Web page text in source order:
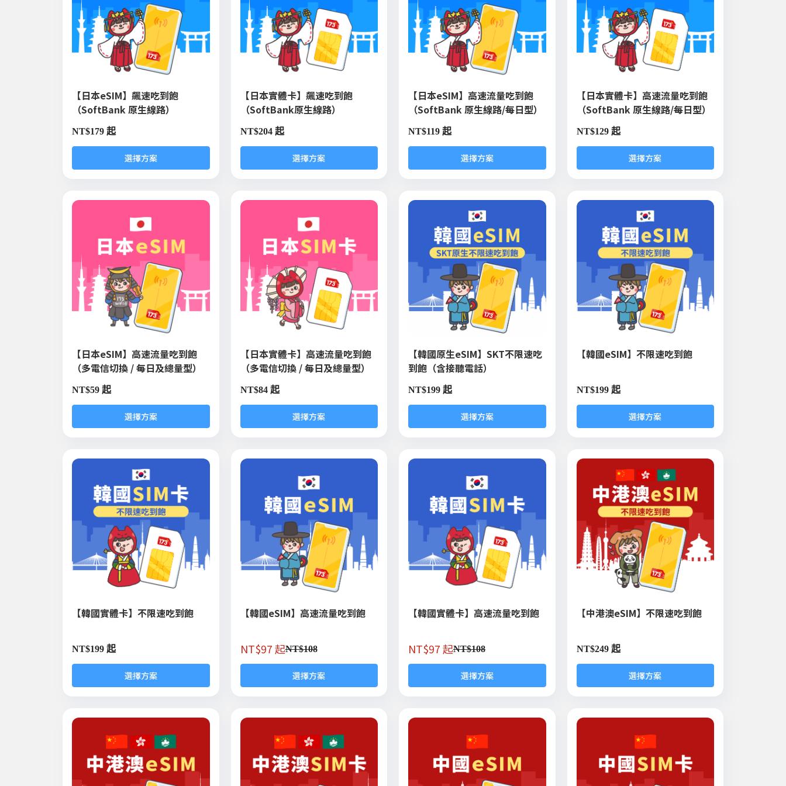
【日本eSIM】飆速吃到飽
（SoftBank 原生線路）
NT$179 起
選擇方案
【日本實體卡】飆速吃到飽
（SoftBank原生線路）
NT$204 起
選擇方案
【日本eSIM】高速流量吃到飽
（SoftBank 原生線路/每日型）
NT$119 起
選擇方案
【日本實體卡】高速流量吃到飽
（SoftBank 原生線路/每日型）
NT$129 起
選擇方案
【日本eSIM】高速流量吃到飽
（多電信切換 / 每日及總量型）
NT$59 起
選擇方案
【日本實體卡】高速流量吃到飽
（多電信切換 / 每日及總量型）
NT$84 起
選擇方案
【韓國原生eSIM】SKT不限速吃
到飽（含接聽電話）
NT$199 起
選擇方案
【韓國eSIM】不限速吃到飽
NT$199 起
選擇方案
【韓國實體卡】不限速吃到飽
NT$199 起
選擇方案
【韓國eSIM】高速流量吃到飽
NT$97 起NT$108
選擇方案
【韓國實體卡】高速流量吃到飽
NT$97 起NT$108
選擇方案
【中港澳eSIM】不限速吃到飽
NT$249 起
選擇方案